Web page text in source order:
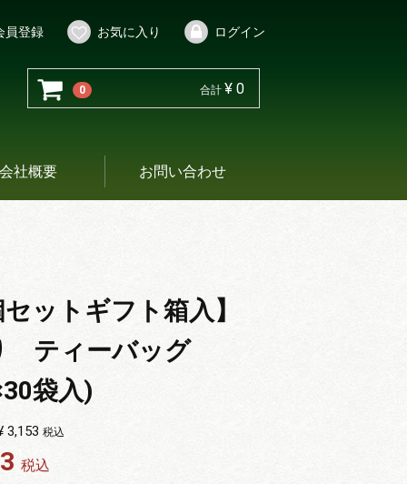
0 合計 ¥ 0
員登録 お気に入り ログイン
社概要 お問い合わせ
ットギフト箱入】
ティーバッグ
袋入)
3,153 税込
税込